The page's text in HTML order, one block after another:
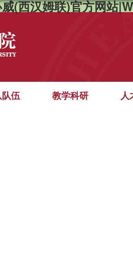
(西汉姆联)官方网站
伍 教学科研 人